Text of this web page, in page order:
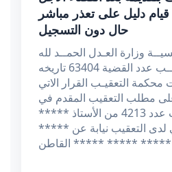
دليل على تعذر مباشر
حال دون التسجيل
وزارة العـدل الحمــد لله
محكـمــــة التعقيــب عدد القضية 63404 تاريخه
محكمة التعقيـب القرار الاتي
مطلب التعقيب المقدم في
29/09/2023 تحت عدد 4213 من الأستاذ *****
التعقيب نيابة عن *****
***** ***** ***** القاطن